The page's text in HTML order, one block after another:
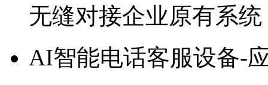
无缝对接企业原有系统
AI智能电话客服设备-